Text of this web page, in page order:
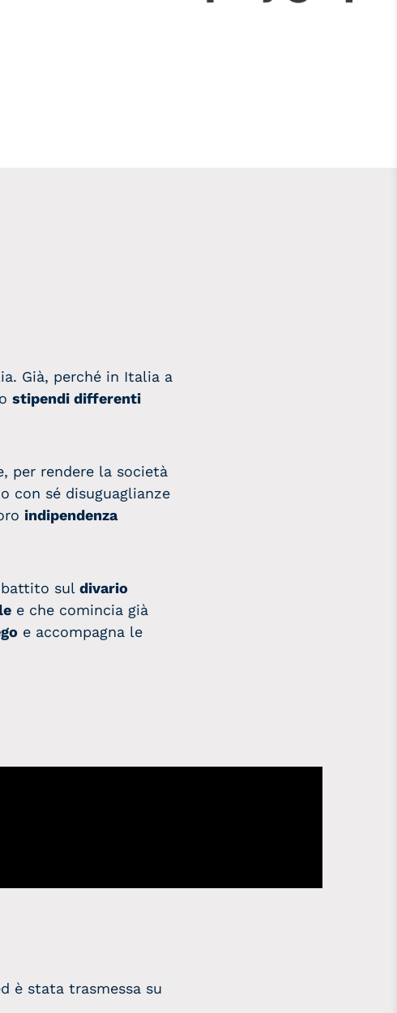
Già, perché in Italia a
stipendi differenti
per rendere la società
con sé disuguaglianze
indipendenza
sul divario
e che comincia già
e accompagna le
è stata trasmessa su